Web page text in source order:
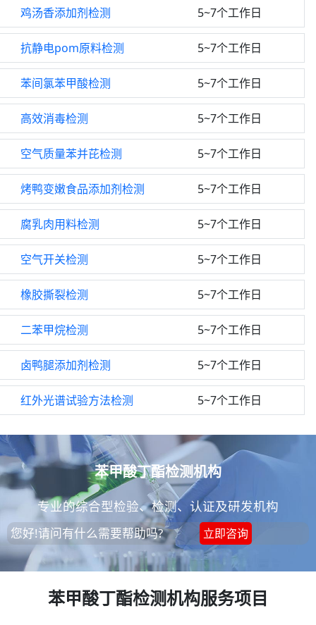
鸡汤香添加剂检测 5~7个工作日
抗静电pom原料检测 5~7个工作日
苯间氯苯甲酸检测 5~7个工作日
高效消毒检测 5~7个工作日
空气质量苯并芘检测 5~7个工作日
烤鸭变嫩食品添加剂检测 5~7个工作日
腐乳肉用料检测 5~7个工作日
空气开关检测 5~7个工作日
橡胶撕裂检测 5~7个工作日
二苯甲烷检测 5~7个工作日
卤鸭腿添加剂检测 5~7个工作日
红外光谱试验方法检测 5~7个工作日
苯甲酸丁酯检测机构
专业的综合型检验、检测、认证及研发机构
您好!请问有什么需要帮助吗? 立即咨询
苯甲酸丁酯检测机构服务项目